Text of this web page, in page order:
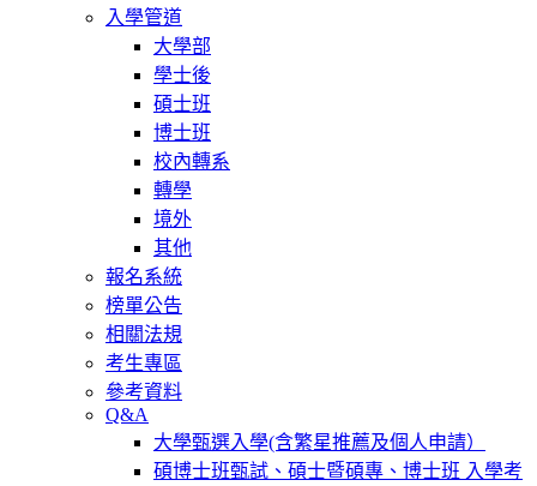
入學管道
大學部
學士後
碩士班
博士班
校內轉系
轉學
境外
其他
報名系統
榜單公告
相關法規
考生專區
參考資料
Q&A
大學甄選入學(含繁星推薦及個人申請）
碩博士班甄試、碩士暨碩專、博士班 入學考